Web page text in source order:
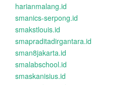
harianmalang.id
smanics-serpong.id
smakstlouis.id
smapraditadirgantara.id
sman8jakarta.id
smalabschool.id
smaskanisius.id